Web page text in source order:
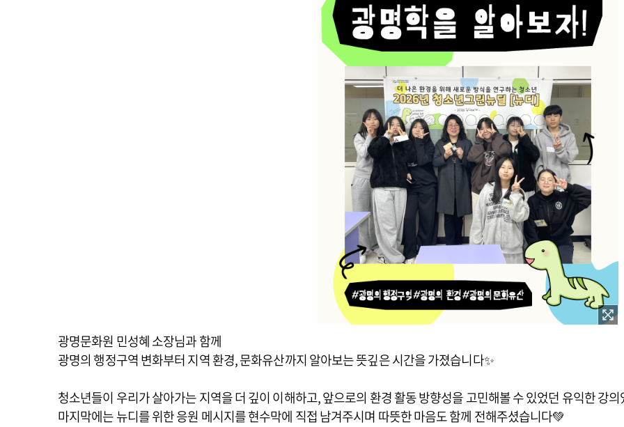
광명문화원 민성혜 소장님과 함께
광명의 행정구역 변화부터 지역 환경, 문화유산까지 알아보는 뜻깊은 시간을 가졌습니다✨
청소년들이 우리가 살아가는 지역을 더 깊이 이해하고, 앞으로의 환경 활동 방향성을 고민해볼 수 있었던 유익한 강
마지막에는 뉴디를 위한 응원 메시지를 현수막에 직접 남겨주시며 따뜻한 마음도 함께 전해주셨습니다💚